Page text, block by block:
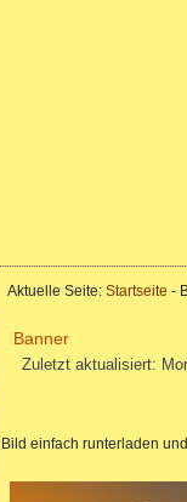
Aktuelle Seite: Startseite -
Banner
Zuletzt aktualisiert:
Bild einfach runterladen